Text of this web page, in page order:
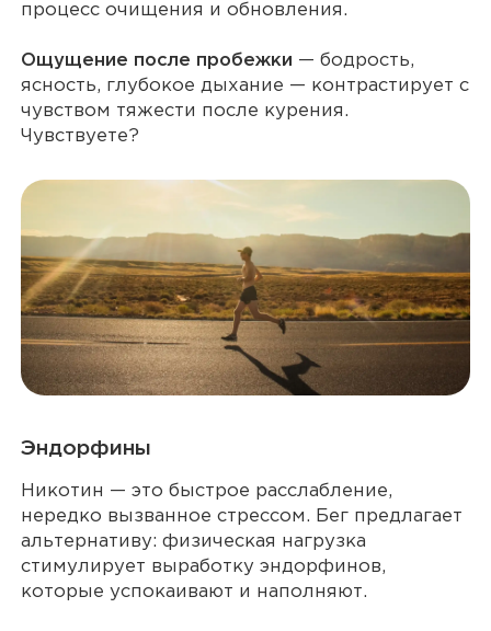
процесс очищения и обновления.
Ощущение после пробежки — бодрость,
ясность, глубокое дыхание — контрастирует с
чувством тяжести после курения.
Чувствуете?
Эндорфины
Никотин — это быстрое расслабление,
нередко вызванное стрессом. Бег предлагает
альтернативу: физическая нагрузка
стимулирует выработку эндорфинов,
которые успокаивают и наполняют.